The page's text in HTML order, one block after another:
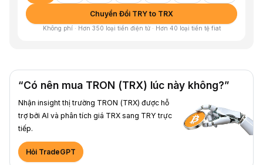
Chuyển Đổi TRY to TRX
Không phí · Hơn 350 loại tiền điện tử · Hơn 40 loại tiền tệ fiat
“Có nên mua TRON (TRX) lúc này không?”
Nhận insight thị trường TRON (TRX) được hỗ
trợ bởi AI và phân tích giá TRX sang TRY trực
tiếp.
Hỏi TradeGPT